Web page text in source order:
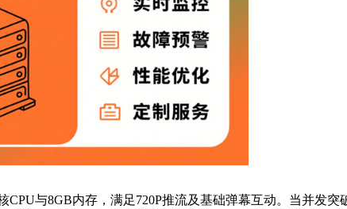
CPU与8GB内存，满足720P推流及基础弹幕互动。当并发突